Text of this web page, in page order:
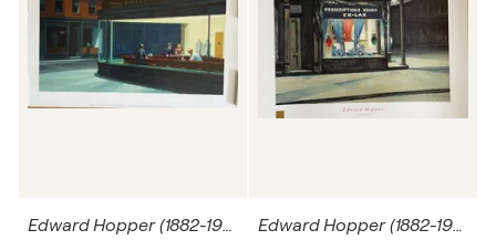
Edward Hopper (1882-1967), Nighthawks, 1942, Copyright The Art Institute of Chicago IL USA/Friends of American Art Collection/Bridgeman Images, Printed in the UK Edward Hopper (1882-1967), Drug Store, 1927, Copyright 2000 Museum Of Fine Art Boston